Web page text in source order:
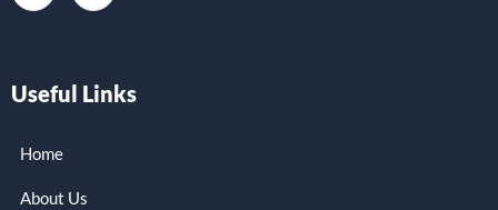
Useful Links
Home
About Us